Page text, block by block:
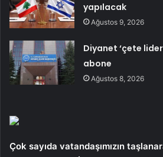
yapılacak
Ağustos 9, 2026
Diyanet ‘çete
abone
Ağustos 8, 2026
Çok sayıda vatandaşımızın